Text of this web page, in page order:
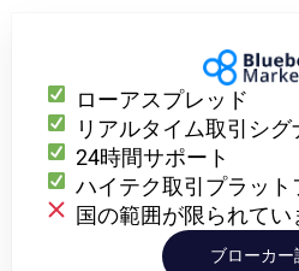
ローアスプレッド
リアルタイム取引シグ
24時間サポート
ハイテク取引プラット
国の範囲が限られてい
ブローカー